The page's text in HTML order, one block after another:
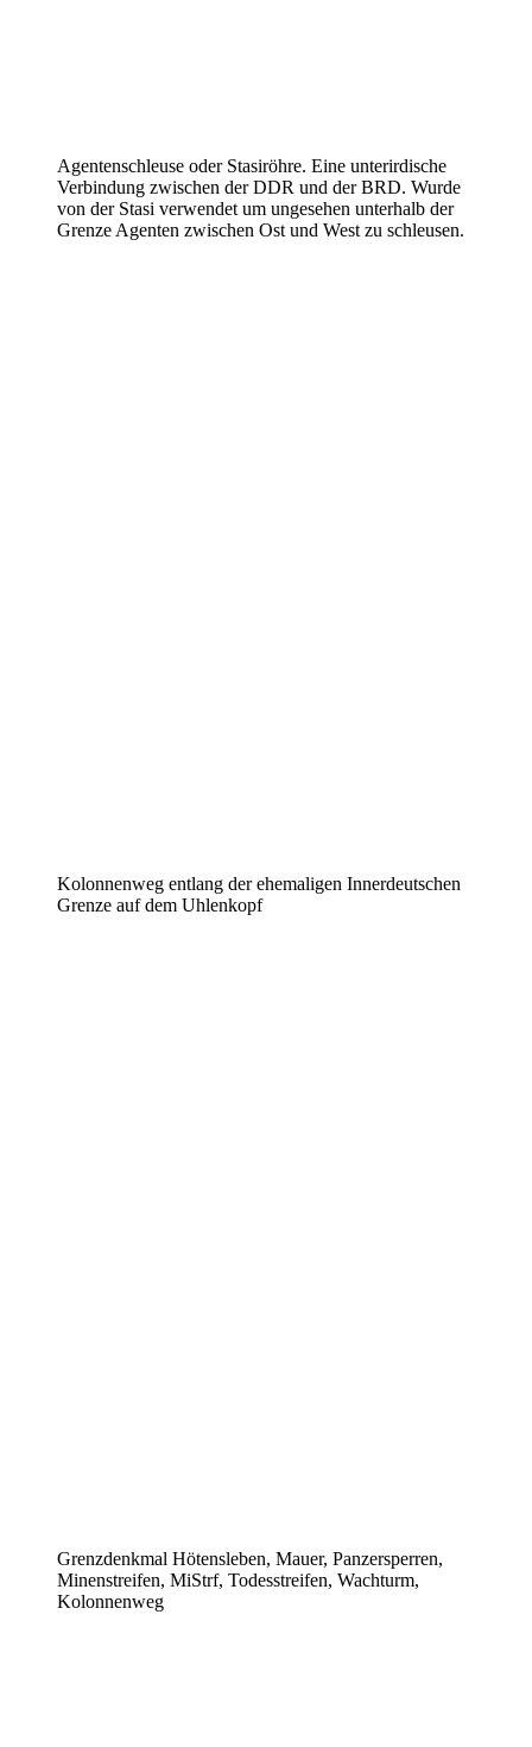
Agentenschleuse oder Stasiröhre. Eine unterirdische
Verbindung zwischen der DDR und der BRD. Wurde
von der Stasi verwendet um ungesehen unterhalb der
Grenze Agenten zwischen Ost und West zu schleusen.
Kolonnenweg entlang der ehemaligen Innerdeutschen
Grenze auf dem Uhlenkopf
Grenzdenkmal Hötensleben, Mauer, Panzersperren,
Minenstreifen, MiStrf, Todesstreifen, Wachturm,
Kolonnenweg